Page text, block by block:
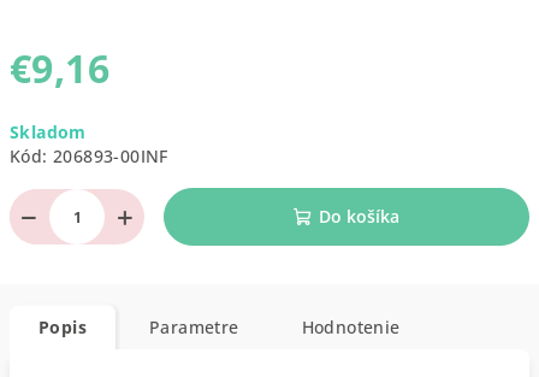
€9,16
cena:
Skladom
Kód: 206893-00INF
+
− Do košíka
Popis Parametre Hodnotenie